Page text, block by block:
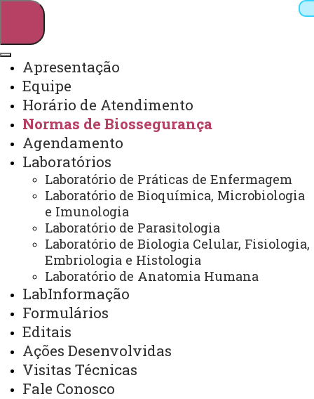
Webmail Sistemas
Arquivo Virtual
Campus
Apresentação
Equipe
Horário de Atendimento
Normas de Biossegurança
Agendamento
Laboratórios
Laboratório de Práticas de Enfermagem
Laboratório de Bioquímica, Microbiologia
e Imunologia
Laboratório de Parasitologia
Laboratório de Biologia Celular, Fisiologia,
Embriologia e Histologia
Laboratório de Anatomia Humana
LabInformação
Formulários
Editais
Ações Desenvolvidas
Visitas Técnicas
Fale Conosco
Normas de biossegurança
ATUALIZAÇÃO MAIS RECENTE: 16 DE AGOSTO DE
2022
ACESSOS: 3775